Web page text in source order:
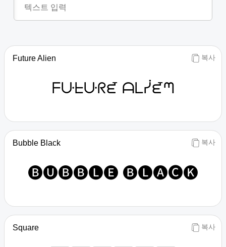
복사
Future Alien
ᖴᑘᖶᑘᖇᘿ ᗩᒪᓰᘿᘉ
복사
Bubble Black
🅑🅤🅑🅑🅛🅔 🅑🅛🅐🅒🅚
복사
Square